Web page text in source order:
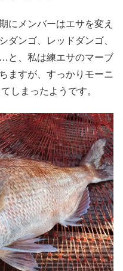
にメンバーはエサを変え
ダンゴ、レッドダンゴ、
と、私は練エサのマーブ
ますが、すっかりモーニ
しまったようです。